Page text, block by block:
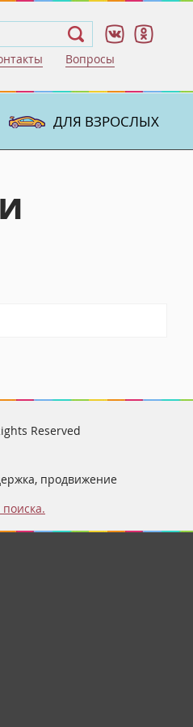
Вопросы
ДЛЯ ВЗРОСЛЫХ
Reserved
продвижение